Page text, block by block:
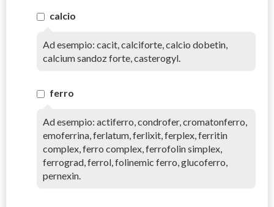
calcio
Ad esempio: cacit, calciforte, calcio dobetin,
calcium sandoz forte, casterogyl.
ferro
Ad esempio: actiferro, condrofer, cromatonferro,
emoferrina, ferlatum, ferlixit, ferplex, ferritin
complex, ferro complex, ferrofolin simplex,
ferrograd, ferrol, folinemic ferro, glucoferro,
pernexin.